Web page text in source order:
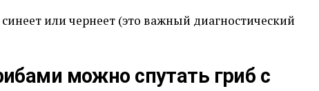
или чернеет (это важный диагностический
можно спутать гриб с